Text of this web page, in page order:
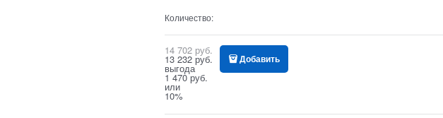
Количество:
14 702 руб.
13 232 руб.
выгода
1 470 руб.
или
10%
Добавить